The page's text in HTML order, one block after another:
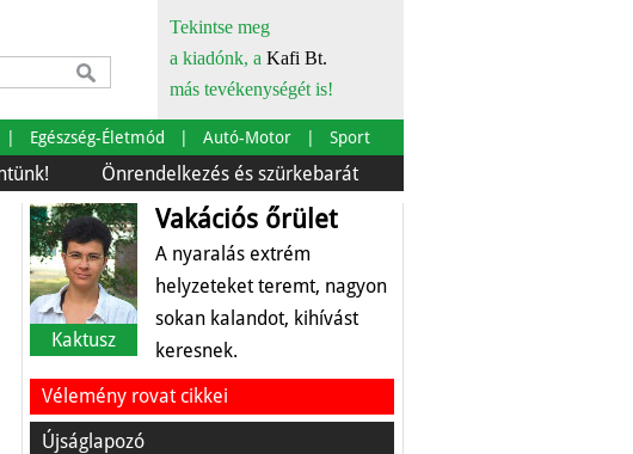
Tekintse meg
a kiadónk, a Kafi Bt.
más tevékenységét is!
Egészség-Életmód Autó-Motor Sport
Önrendelkezés és szürkebarát Európára is szabták
Kaktusz
Vakációs őrület
A nyaralás extrém
helyzeteket teremt, nagyon
sokan kalandot, kihívást
keresnek.
Vélemény rovat cikkei
Újságlapozó